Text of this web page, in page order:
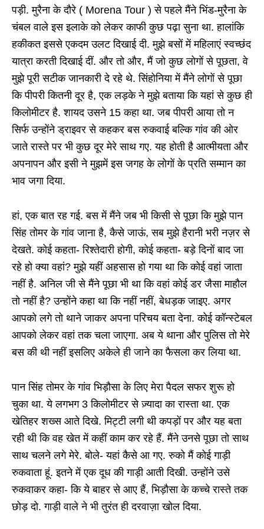
पड़ी. मुरैना के दौरे ( Morena Tour ) से पहले मैंने भिंड-मुरैना के
चंबल वाले इस इलाके को लेकर काफी कुछ पढ़ा सुना था. हालांकि
हकीकत इससे एकदम उलट दिखाई दी. मुझे बसों में महिलाएं स्वच्छंद
यात्रा करती दिखाई दीं. और तो और, मैं जो कुछ लोगों से पूछता, वे
मुझे पूरी सटीक जानकारी दे रहे थे. सिंहोनिया में मैंने लोगों से पूछा
कि पीपरी कितनी दूर है, एक लड़के ने मुझे बताया कि यहां से कुछ ही
किलोमीटर है. शायद उसने 15 कहा था. जब पीपरी आया तो न
सिर्फ उन्होंने ड्राइवर से कहकर बस रुकवाई बल्कि गांव की ओर
जाते रास्ते पर भी कुछ दूर मेरे साथ गए. यह होती है आत्मीयता और
अपनापन और इसी ने मुझमें इस जगह के लोगों के प्रति सम्मान का
भाव जगा दिया.
हां, एक बात रह गई. बस में मैंने जब भी किसी से पूछा कि मुझे पान
सिंह तोमर के गांव जाना है, कैसे जाऊं, सब मुझे हैरानी भरी नज़र से
देखते. कोई कहता- रिश्तेदारी होगी, कोई कहता- बड़े दिनों बाद जा
रहे हो क्या वहां? मुझे यहीं अहसास हो गया था कि कोई वहां जाता
नहीं है. अनिल जी से मैंने पूछा भी था कि वहां कोई डर जैसा माहौल
तो नहीं है? उन्होंने कहा था कि नहीं नहीं, बेधड़क जाइए. अगर
आपको लगे तो थाने जाकर अपना परिचय बता देना. कोई कॉन्स्टेबल
आपको लेकर वहां तक चला जाएगा. अब ये थाना और पुलिस तो मेरे
बस की थी नहीं इसलिए अकेले ही जाने का फैसला कर लिया था.
पान सिंह तोमर के गांव भिड़ौसा के लिए मेरा पैदल सफर शुरू हो
चुका था. ये लगभग 3 किलोमीटर से ज़्यादा का रास्ता था. एक
खेतिहर शख्स आते दिखे. मिट्टी लगी थी कपड़ों पर और यह बता
रही थी कि वह खेत में कहीं काम कर रहे हैं. मैंने उनसे पूछा तो साथ
साथ चलने लगे मेरे. बोले- यहां कैसे आ गए. रुको मैं कोई गाड़ी
रुकवाता हूं. इतने में एक दूध की गाड़ी आती दिखी. उन्होंने उसे
रुकवाकर कहा- कि ये बाहर से आए हैं, भिड़ौसा के कच्चे रास्ते तक
छोड़ दो. गाड़ी वाले ने भी तुरंत ही दरवाज़ा खोल दिया.